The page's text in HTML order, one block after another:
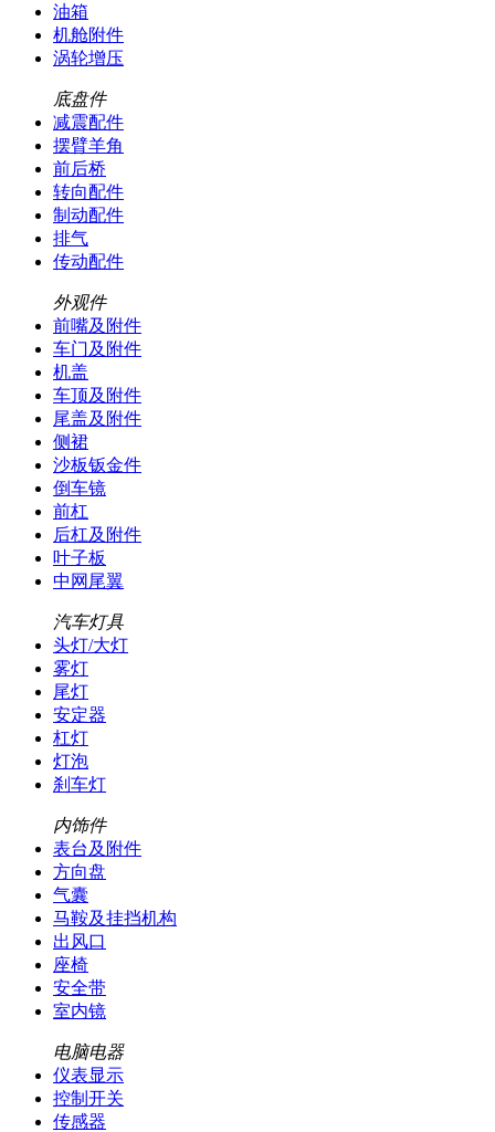
油箱
机舱附件
涡轮增压
底盘件
减震配件
摆臂羊角
前后桥
转向配件
制动配件
排气
传动配件
外观件
前嘴及附件
车门及附件
机盖
车顶及附件
尾盖及附件
侧裙
沙板钣金件
倒车镜
前杠
后杠及附件
叶子板
中网尾翼
汽车灯具
头灯/大灯
雾灯
尾灯
安定器
杠灯
灯泡
刹车灯
内饰件
表台及附件
方向盘
气囊
马鞍及挂挡机构
出风口
座椅
安全带
室内镜
电脑电器
仪表显示
控制开关
传感器